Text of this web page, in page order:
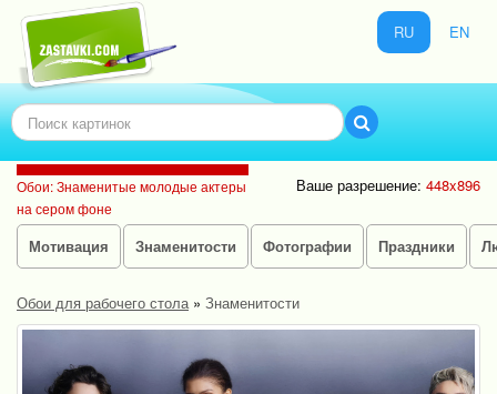
RU EN
Обои: Знаменитые молодые актеры
на сером фоне
Ваше разрешение: 448x896
Мотивация Знаменитости Фотографии Праздники
Обои для рабочего стола» Знаменитости